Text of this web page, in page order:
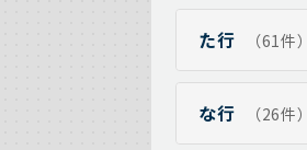
た行 （61件）
な行 （26件）